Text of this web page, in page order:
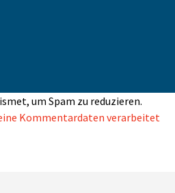
um Spam zu reduzieren.
Kommentardaten verarbeitet